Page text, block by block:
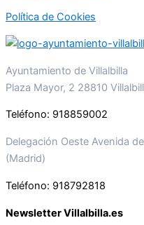
Política de Cookies
Ayuntamiento de Villalbilla
Plaza Mayor, 2 28810
Teléfono: 918859002
Delegación Oeste Avenida
(Madrid)
Teléfono: 918792818
Newsletter Villalbilla.es